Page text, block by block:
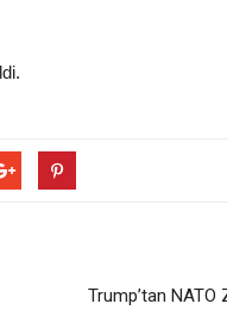
Trump’tan